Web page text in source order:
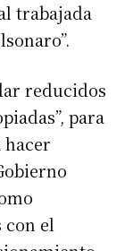
trabajada
reducidos
para
hacer
con el